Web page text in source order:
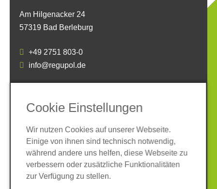
Am Hilgenacker 24
57319 Bad Berleburg
+49 2751 803-0
info@regupol.de
SOCIAL MEDIA
Cookie Einstellungen
Wir nutzen Cookies auf unserer Webseite.
Einige von ihnen sind technisch notwendig,
während andere uns helfen, diese Webseite zu
verbessern oder zusätzliche Funktionalitäten
zur Verfügung zu stellen.